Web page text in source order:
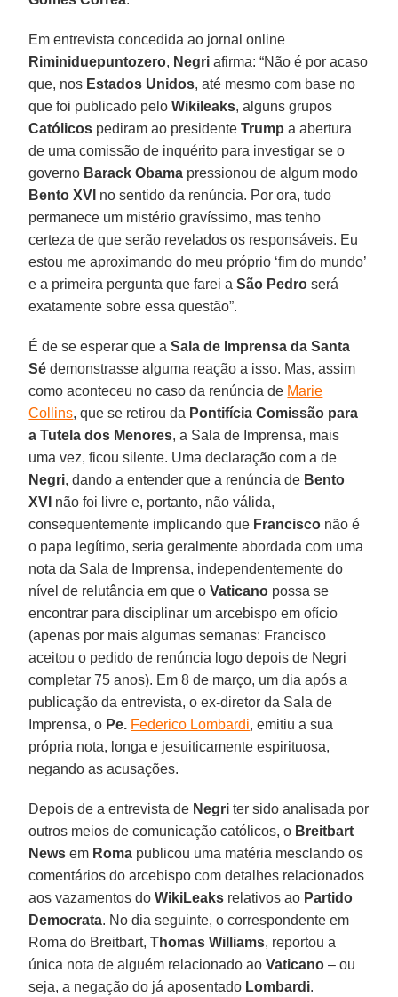
Em entrevista concedida ao jornal online
Riminiduepuntozero, Negri afirma: “Não é por acaso
que, nos Estados Unidos, até mesmo com base no
que foi publicado peloWikileaks, alguns grupos
Católicos pediram ao presidenteTrump a abertura
de uma comissão de inquérito para investigar se o
governo Barack Obama pressionou de algum modo
Bento XVI no sentido da renúncia. Por ora, tudo
permanece um mistério gravíssimo, mas tenho
certeza de que serão revelados os responsáveis. Eu
estou me aproximando do meu próprio ‘fim do mundo’
e a primeira pergunta que farei aSão Pedro será
exatamente sobre essa questão”.
É de se esperar que aSala de Imprensa da Santa
Sé demonstrasse alguma reação a isso. Mas, assim
como aconteceu no caso da renúncia de Marie
Collins, que se retirou da Pontifícia Comissão para
a Tutela dos Menores, a Sala de Imprensa, mais
uma vez, ficou silente. Uma declaração com a de
Negri, dando a entender que a renúncia de Bento
XVI não foi livre e, portanto, não válida,
consequentemente implicando que Francisco não é
o papa legítimo, seria geralmente abordada com uma
nota da Sala de Imprensa, independentemente do
nível de relutância em que oVaticano possa se
encontrar para disciplinar um arcebispo em ofício
(apenas por mais algumas semanas: Francisco
aceitou o pedido de renúncia logo depois de Negri
completar 75 anos). Em 8 de março, um dia após a
publicação da entrevista, o ex-diretor da Sala de
Imprensa, o Pe. Federico Lombardi, emitiu a sua
própria nota, longa e jesuiticamente espirituosa,
negando as acusações.
Depois de a entrevista de Negri ter sido analisada por
outros meios de comunicação católicos, o Breitbart
News em Roma publicou uma matéria mesclando os
comentários do arcebispo com detalhes relacionados
aos vazamentos doWikiLeaks relativos ao Partido
Democrata. No dia seguinte, o correspondente em
Roma do Breitbart,Thomas Williams, reportou a
única nota de alguém relacionado aoVaticano – ou
seja, a negação do já aposentado Lombardi.